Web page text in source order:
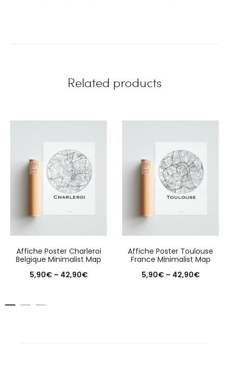
Related products
Affiche Poster Charleroi
Belgique Minimalist Map
5,90€ – 42,90€Price
Affiche Poster Toulouse
France Minimalist Map
5,90€ – 42,90€Price